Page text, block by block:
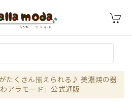
たくさん揃えられる♪ 美濃焼の器
アラモード」公式通販